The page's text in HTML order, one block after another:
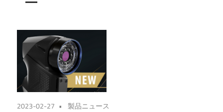
2023-02-27 製品ニュース